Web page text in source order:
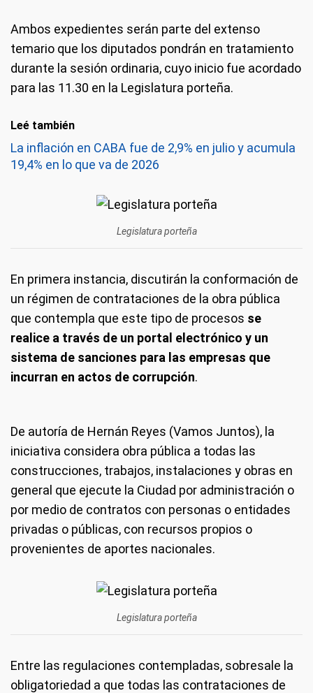
Ambos expedientes serán parte del extenso
temario que los diputados pondrán en tratamiento
durante la sesión ordinaria, cuyo inicio fue acordado
para las 11.30 en la Legislatura porteña.
Leé también
La inflación en CABA fue de 2,9% en julio y acumula
19,4% en lo que va de 2026
Legislatura porteña
En primera instancia, discutirán la conformación de
un régimen de contrataciones de la obra pública
que contempla que este tipo de procesos se
realice a través de un portal electrónico y un
sistema de sanciones para las empresas que
incurran en actos de corrupción.
De autoría de Hernán Reyes (Vamos Juntos), la
iniciativa considera obra pública a todas las
construcciones, trabajos, instalaciones y obras en
general que ejecute la Ciudad por administración o
por medio de contratos con personas o entidades
privadas o públicas, con recursos propios o
provenientes de aportes nacionales.
Legislatura porteña
Entre las regulaciones contempladas, sobresale la
obligatoriedad a que todas las contrataciones de